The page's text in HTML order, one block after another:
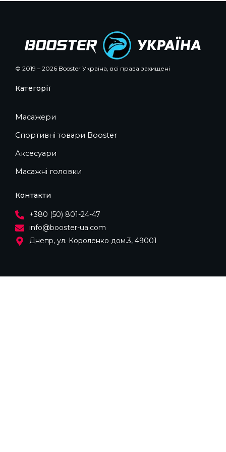
© 2019 – 2026 Booster Україна, всі права захищені
Категорії
Масажери
Спортивні товари Booster
Аксесуари
Масажні головки
Контакти
+380 (50) 801-24-47
info@booster-ua.com
Днепр, ул. Короленко дом.3, 49001